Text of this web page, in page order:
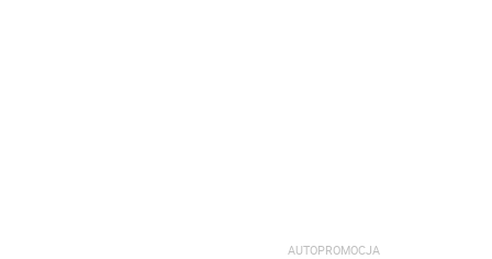
AUTOPROMOCJA